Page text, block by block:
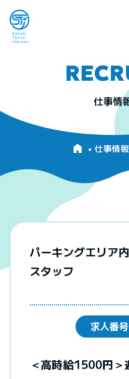
仕事情
仕事情報
パーキングエリア
スタッフ
求人番号
＜高時給1500円